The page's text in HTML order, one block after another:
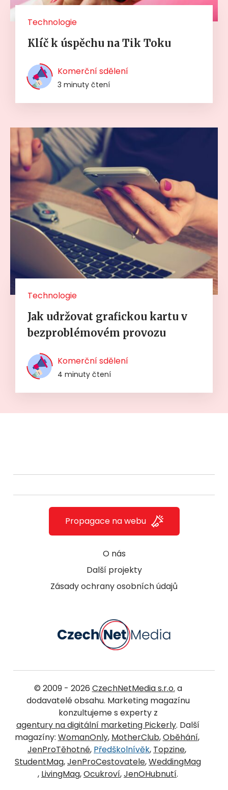
Technologie
Klíč k úspěchu na Tik Toku
Komerční sdělení
3 minuty čtení
Technologie
Jak udržovat grafickou kartu v
bezproblémovém provozu
Komerční sdělení
4 minuty čtení
O nás
Další projekty
Zásady ochrany osobních údajů
Propagace na webu
© 2009 - 2026 CzechNetMedia s.r.o. a
dodavatelé obsahu. Marketing magazínu
konzultujeme s experty z
agentury na digitální marketing Pickerly. Další
magazíny: WomanOnly, MotherClub,Oběhání,
JenProTěhotné, Předškolnívěk, Topzine,
StudentMag,JenProCestovatele,WeddingMag
, LivingMag,Ocukroví,JenOHubnutí.